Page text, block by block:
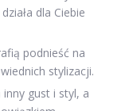
dla Ciebie
podnieść na
stylizacji.
gust i styl, a